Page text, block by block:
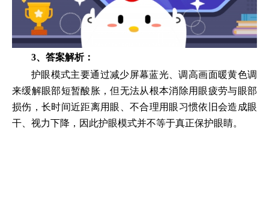
3、答案解析：
护眼模式主要通过减少屏幕蓝光、调高画面暖黄色调
来缓解眼部短暂酸胀，但无法从根本消除用眼疲劳与眼部
损伤，长时间近距离用眼、不合理用眼习惯依旧会造成眼
干、视力下降，因此护眼模式并不等于真正保护眼睛。